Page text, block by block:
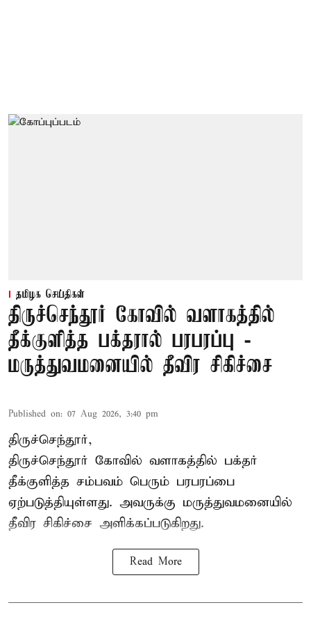
தமிழக செய்திகள்
திருச்செந்தூர் கோவில் வளாகத்தில்
தீக்குளித்த பக்தரால் பரபரப்பு -
மருத்துவமனையில் தீவிர சிகிச்சை
Published on: 07 Aug 2026, 3:40 pm
திருச்செந்தூர்,
திருச்செந்தூர் கோவில் வளாகத்தில் பக்தர்
தீக்குளித்த சம்பவம் பெரும் பரபரப்பை
ஏற்படுத்தியுள்ளது. அவருக்கு மருத்துவமனையில்
தீவிர சிகிச்சை அளிக்கப்படுகிறது.
Read More